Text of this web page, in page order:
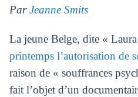
ParJeanne Smits
La jeune Belge, dite «
printemps l’autorisation de
raison de « souffrances
fait l’objet d’un